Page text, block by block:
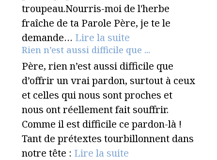
troupeau.Nourris-moi de l'herbe
fraîche de ta Parole Père, je te le
demande… Lire la suite
Rien n’est aussi difficile que ...
Père, rien n’est aussi difficile que
d’offrir un vrai pardon, surtout à ceux
et celles qui nous sont proches et
nous ont réellement fait souffrir.
Comme il est difficile ce pardon-là !
Tant de prétextes tourbillonnent dans
notre tête : Lire la suite